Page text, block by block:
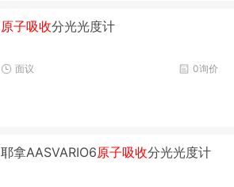
原子吸收分光光度计
0询价
面议
耶拿AASVARIO6原子吸收分光光度计